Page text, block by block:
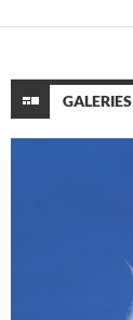
GALERIES